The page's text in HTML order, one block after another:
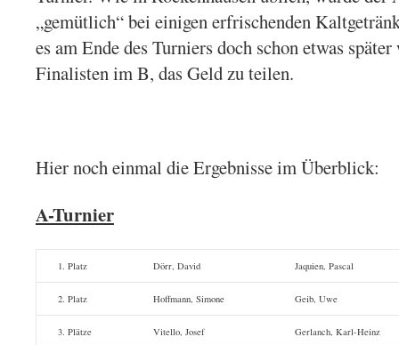
„gemütlich“ bei einigen erfrischenden
es am Ende des Turniers doch schon etwas
Finalisten im B, das Geld zu teilen.
Hier noch einmal die Ergebnisse im Überblick:
A-Turnier
1. Platz Dörr, David Jaquien, Pascal
2. Platz Hoffmann, Simone Geib, Uwe
3. Plätze Vitello, Josef Gerlanch, Karl-Heinz